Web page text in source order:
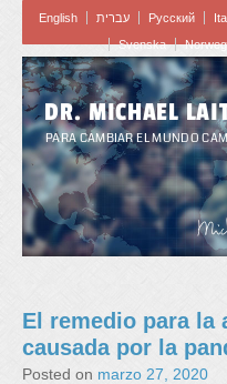
English עברית Pусский
Svenska
DR. MICHAEL
PARA CAMBIAR EL MUNDO
El remedio para la
causada por la
Posted on marzo 27, 2020